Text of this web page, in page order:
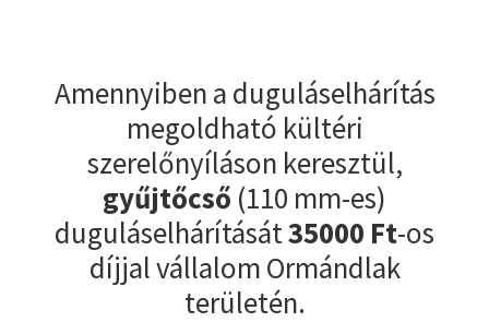
Amennyiben a duguláselhárítás
megoldható kültéri
szerelőnyíláson keresztül,
gyűjtőcső (110 mm-es)
duguláselhárítását35000 Ft-os
díjjal vállalom Ormándlak
területén.